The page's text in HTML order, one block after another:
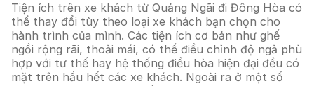
Tiện ích trên xe khách từ Quảng Ngãi đi Đông Hòa có
thể thay đổi tùy theo loại xe khách bạn chọn cho
hành trình của mình. Các tiện ích cơ bản như ghế
ngồi rộng rãi, thoải mái, có thể điều chỉnh độ ngả phù
hợp với tư thế hay hệ thống điều hòa hiện đại đều có
mặt trên hầu hết các xe khách. Ngoài ra ở một số